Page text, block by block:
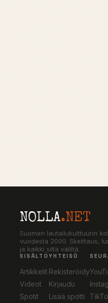
NOLLA.NET
Suomen lautailukulttuurin
vuodesta 2000. Skeittaus,
ja kaikki siltä väliltä.
SISÄLTÖ
Artikkelit
Videot
Spotit
YHTEISÖ
Rekisteröidy
Kirjaudu
Lisää spotti